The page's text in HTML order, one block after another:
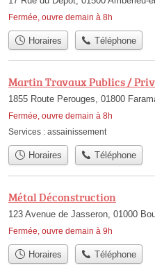
Fermée, ouvre demain à 8h
Horaires Téléphone
Martin Travaux Publics /
1855 Route Perouges, 01800
Fermée, ouvre demain à 8h
Services : assainissement
Horaires Téléphone
Métal Déconstruction
123 Avenue de Jasseron, 01000
Fermée, ouvre demain à 9h
Horaires Téléphone